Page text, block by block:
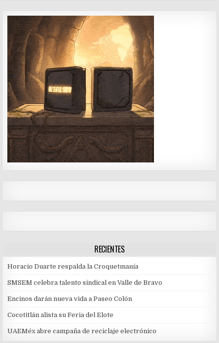
RECIENTES
Horacio Duarte respalda la Croquetmanía
SMSEM celebra talento sindical en Valle de Bravo
Encinos darán nueva vida a Paseo Colón
Cocotitlán alista su Feria del Elote
UAEMéx abre campaña de reciclaje electrónico